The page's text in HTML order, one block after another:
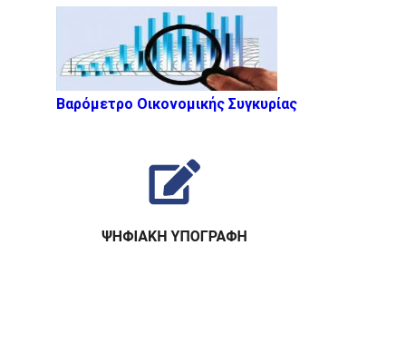
Βαρόμετρο Οικονομικής Συγκυρίας